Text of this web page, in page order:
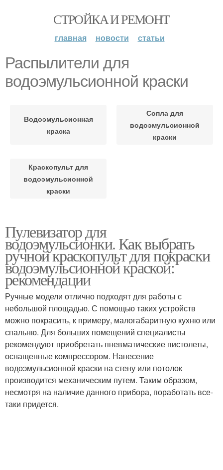
СТРОЙКА И РЕМОНТ
главная новости статьи
Распылители для
водоэмульсионной краски
Водоэмульсионная
краска
Сопла для
водоэмульсионной
краски
Краскопульт для
водоэмульсионной
краски
Пулевизатор для
водоэмульсионки. Как выбрать
ручной краскопульт для покраски
водоэмульсионной краской:
рекомендации
Ручные модели отлично подходят для работы с
небольшой площадью. С помощью таких устройств
можно покрасить, к примеру, малогабаритную кухню или
спальню. Для больших помещений специалисты
рекомендуют приобретать пневматические пистолеты,
оснащенные компрессором. Нанесение
водоэмульсионной краски на стену или потолок
производится механическим путем. Таким образом,
несмотря на наличие данного прибора, поработать все-
таки придется.